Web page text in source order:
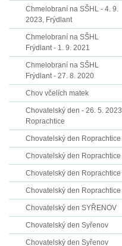
Chmelobraní na SŠHL - 4. 9.
2023, Frýdlant
Chmelobraní na SŠHL
Frýdlant - 1. 9. 2021
Chmelobraní na SŠHL
Frýdlant - 27. 8. 2020
Chov včelích matek
Chovatelský den - 26. 5. 2023,
Roprachtice
Chovatelský den Roprachtice
Chovatelský den Roprachtice
Chovatelský den Roprachtice
Chovatelský den Roprachtice
Chovatelský den SYŘENOV
Chovatelský den Syřenov
Chovatelský den Syřenov